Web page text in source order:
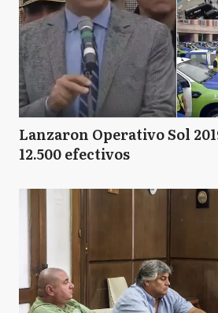
Lanzaron Operativo Sol
12.500 efectivos